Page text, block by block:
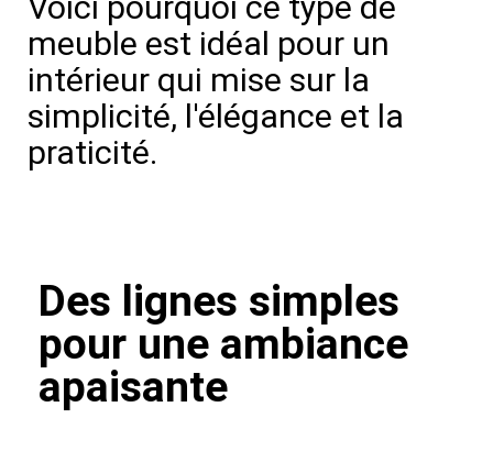
meuble est idéal pour un
intérieur qui mise sur la
simplicité, l'élégance et la
praticité.
Des lignes simples
pour une ambiance
apaisante